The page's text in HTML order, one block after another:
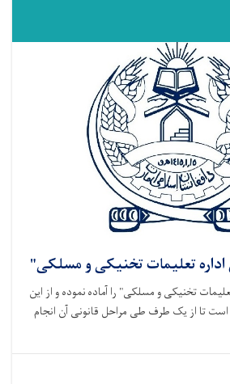
تعلیمات تخنیکی و مسلکی"
تخنیکی و مسلکی" را آماده نموده و از این
تا از یک طرف طی مراحل قانونی آن انجام